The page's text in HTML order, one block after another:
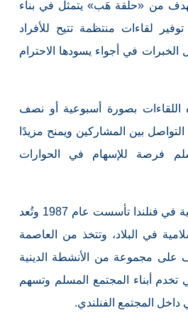
من «حلقة هَب» يتمثل في بناء
لقاءات منتظمة تتيح للأفراد
الخبرات في أجواء يسودها الاحترام
اللقاءات بصورة أسبوعية أو نصف
التواصل بين المشاركين ويمنح مزيدًا
فرصة للإسهام في الحوارات
ويُذكر بأن الرابطة الإسلامية في فنلندا تأسست عام 1987 وتُعد
في البلاد، وتتخذ من العاصمة
على مجموعة من الأنشطة الدينية
تخدم أبناء المجتمع المسلم وتسهم
المجتمع الفنلندي.